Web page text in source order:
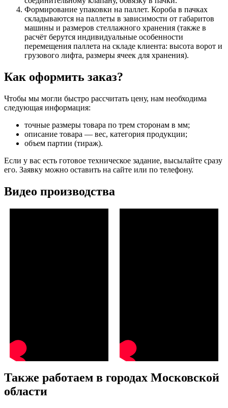
Формирование упаковки на паллет. Короба в пачках
складываются на паллеты в зависимости от габаритов
машины и размеров стеллажного хранения (также в
расчёт берутся индивидуальные особенности
перемещения паллета на складе клиента: высота ворот и
грузового лифта, размеры ячеек для хранения).
Как оформить заказ?
Чтобы мы могли быстро рассчитать цену, нам необходима
следующая информация:
точные размеры товара по трем сторонам в мм;
описание товара — вес, категория продукции;
объем партии (тираж).
Если у вас есть готовое техническое задание, высылайте сразу
его. Заявку можно оставить на сайте или по телефону.
Видео производства
Также работаем в городах Московской
области